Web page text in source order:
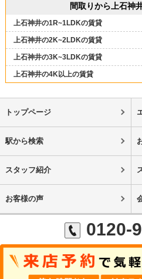
間取りから上石神
上石神井の1R~1LDKの賃貸
上石神井の2K~2LDKの賃貸
上石神井の3K~3LDKの賃貸
上石神井の4K以上の賃貸
トップページ
駅から検索
スタッフ紹介
お客様の声
0120-